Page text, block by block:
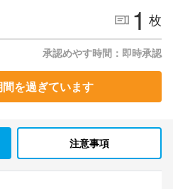
1 枚
承認めやす時間：即時承認
を過ぎています
注意事項